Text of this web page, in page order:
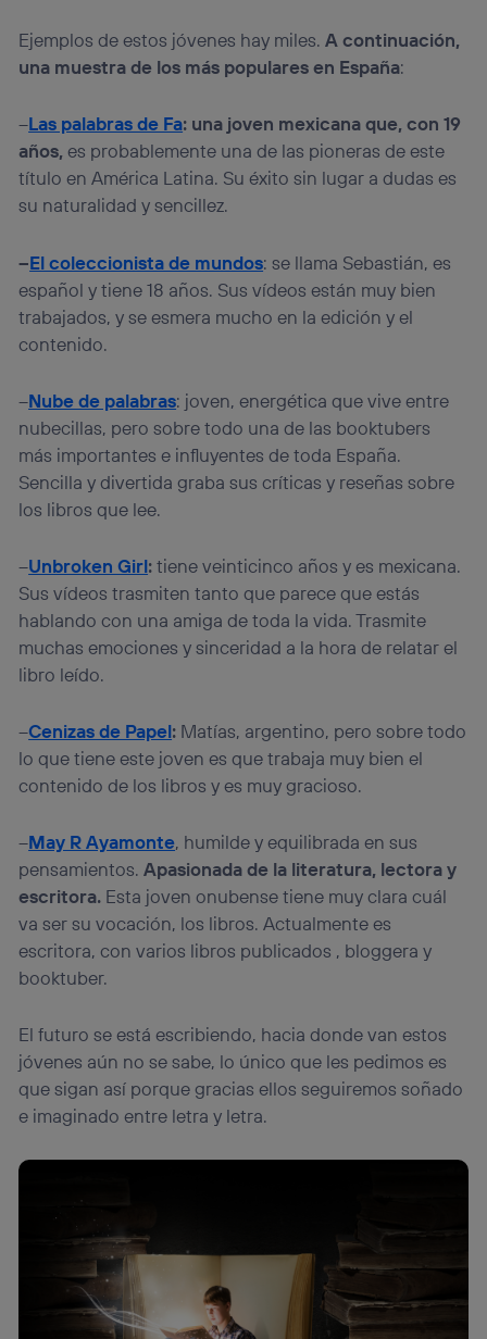
Ejemplos de estos jóvenes hay miles.A continuación,
una muestra de los más populares en España:
–Las palabras de Fa: una joven mexicana que, con 19
años,es probablemente una de las pioneras de este
título en América Latina. Su éxito sin lugar a dudas es
su naturalidad y sencillez.
–El coleccionista de mundos: se llama Sebastián, es
español y tiene 18 años. Sus vídeos están muy bien
trabajados, y se esmera mucho en la edición y el
contenido.
–Nube de palabras: joven, energética que vive entre
nubecillas, pero sobre todo una de las booktubers
más importantes e influyentes de toda España.
Sencilla y divertida graba sus críticas y reseñas sobre
los libros que lee.
–Unbroken Girl:tiene veinticinco años y es mexicana.
Sus vídeos trasmiten tanto que parece que estás
hablando con una amiga de toda la vida. Trasmite
muchas emociones y sinceridad a la hora de relatar el
libro leído.
–Cenizas de Papel: Matías, argentino, pero sobre todo
lo que tiene este joven es que trabaja muy bien el
contenido de los libros y es muy gracioso.
–May R Ayamonte, humilde y equilibrada en sus
pensamientos.Apasionada de la literatura, lectora y
escritora. Esta joven onubense tiene muy clara cuál
va ser su vocación, los libros. Actualmente es
escritora, con varios libros publicados , bloggera y
booktuber.
El futuro se está escribiendo, hacia donde van estos
jóvenes aún no se sabe, lo único que les pedimos es
que sigan así porque gracias ellos seguiremos soñado
e imaginado entre letra y letra.